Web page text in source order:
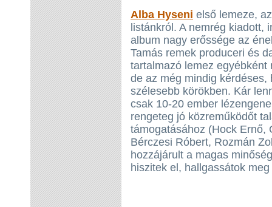
Alba Hyseni első lemeze,
listánkról. A nemrég kiadott,
album nagy erőssége az
Tamás remek produceri és
tartalmazó lemez
de az még mindig
szélesebb körökben. Kár
csak 10-20 ember
rengeteg jó közreműködőt
támogatásához (Hock Ernő,
Bérczesi Róbert, Rozmán
hozzájárult a magas
hiszitek el, hallgassátok